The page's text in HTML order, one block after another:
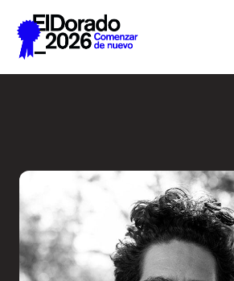
Saltar al contenido principal
Academias
Archivo